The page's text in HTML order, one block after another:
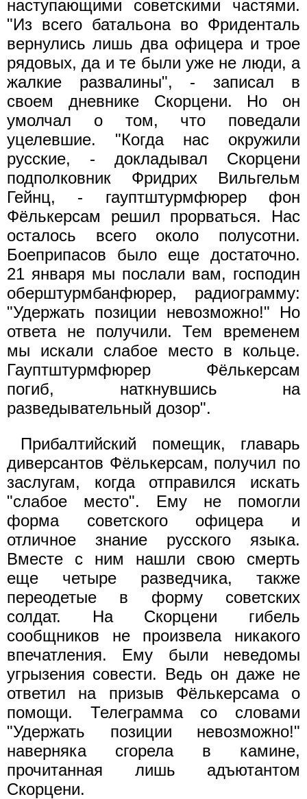
наступающими советскими частями.
"Из всего батальона во Фриденталь
вернулись лишь два офицера и трое
рядовых, да и те были уже не люди, а
жалкие развалины", - записал в
своем дневнике Скорцени. Но он
умолчал о том, что поведали
уцелевшие. "Когда нас окружили
русские, - докладывал Скорцени
подполковник Фридрих Вильгельм
Гейнц, - гауптштурмфюрер фон
Фёлькерсам решил прорваться. Нас
осталось всего около полусотни.
Боеприпасов было еще достаточно.
21 января мы послали вам, господин
оберштурмбанфюрер, радиограмму:
"Удержать позиции невозможно!" Но
ответа не получили. Тем временем
мы искали слабое место в кольце.
Гауптштурмфюрер Фёлькерсам
погиб, наткнувшись на
разведывательный дозор".
Прибалтийский помещик, главарь
диверсантов Фёлькерсам, получил по
заслугам, когда отправился искать
"слабое место". Ему не помогли
форма советского офицера и
отличное знание русского языка.
Вместе с ним нашли свою смерть
еще четыре разведчика, также
переодетые в форму советских
солдат. На Скорцени гибель
сообщников не произвела никакого
впечатления. Ему были неведомы
угрызения совести. Ведь он даже не
ответил на призыв Фёлькерсама о
помощи. Телеграмма со словами
"Удержать позиции невозможно!"
наверняка сгорела в камине,
прочитанная лишь адъютантом
Скорцени.